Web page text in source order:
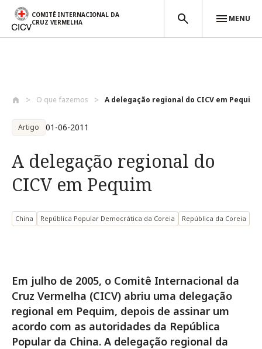
COMITÊ INTERNACIONAL DA
CRUZ VERMELHA
MENU
O que fazemos A delegação regional do CICV em Pequim
Artigo 01-06-2011
A delegação regional do
CICV em Pequim
China República Popular Democrática da Coreia República da Coreia
Em julho de 2005, o Comitê Internacional da
Cruz Vermelha (CICV) abriu uma delegação
regional em Pequim, depois de assinar um
acordo com as autoridades da República
Popular da China. A delegação regional da